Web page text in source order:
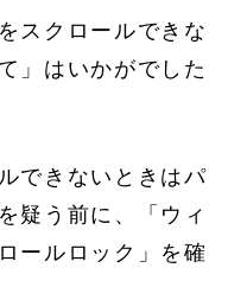
スクロールできな
」はいかがでした
できないときはパ
疑う前に、「ウィ
ールロック」を確